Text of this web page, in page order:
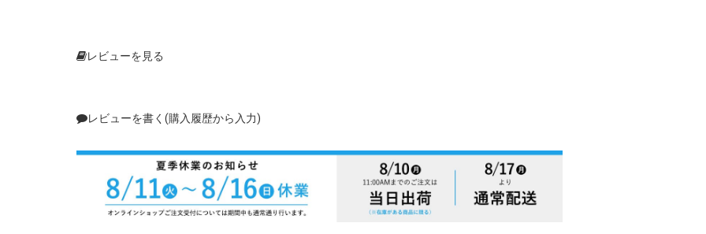
レビューを見る
レビューを書く(購入履歴から入力)